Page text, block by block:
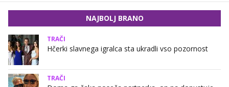
NAJBOLJ BRANO
TRAČI
Hčerki slavnega igralca sta ukradli vso pozornost
TRAČI